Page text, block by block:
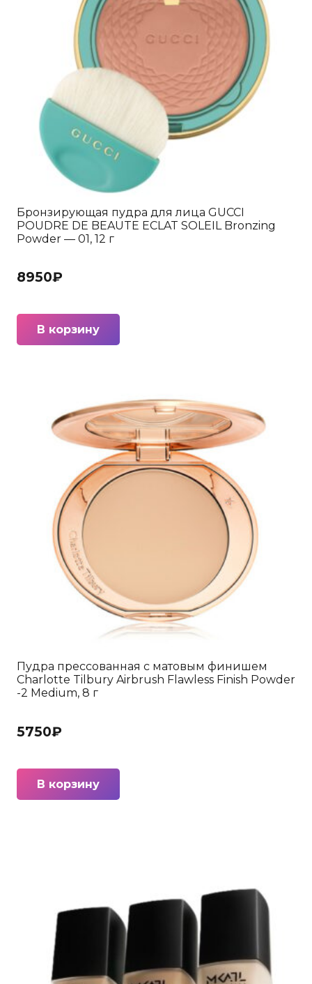
Бронзирующая пудра для лица GUCCI
POUDRE DE BEAUTE ECLAT SOLEIL Bronzing
Powder — 01, 12 г
8950₽
В корзину
Пудра прессованная с матовым финишем
Charlotte Tilbury Airbrush Flawless Finish Powder
-2 Medium, 8 г
5750₽
В корзину